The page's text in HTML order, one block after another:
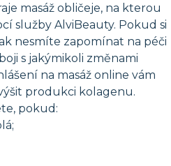
masáž obličeje, na kterou
služby AlviBeauty. Pokud si
nesmíte zapomínat na péči
s jakýmikoli změnami
na masáž online vám
produkci kolagenu.
pokud: